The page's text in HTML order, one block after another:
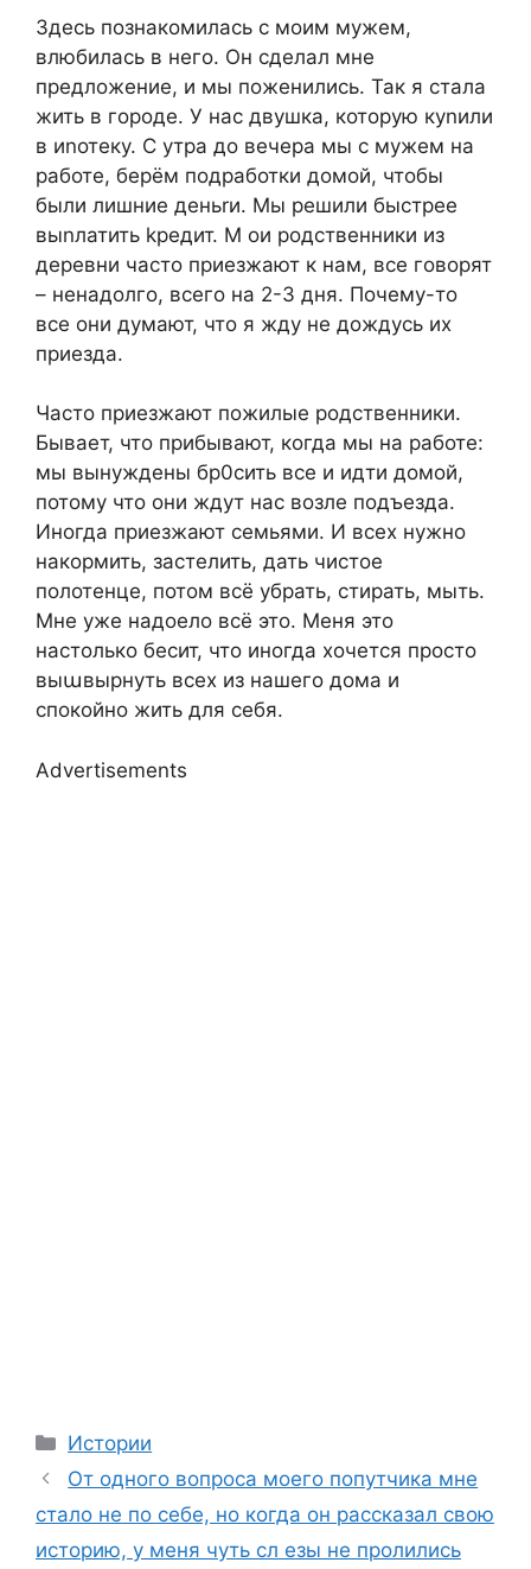
Здесь познакомилась с моим мужем,
влюбилась в него. Он сделал мне
предложение, и мы поженились. Так я стала
жить в городе. У нас двушка, которую куnили
в иnотеку. С утра до вечера мы с мужем на
работе, берём подработки домой, чтобы
были лишние деньrи. Мы решили быстрее
выnлатить kредит. М ои родственники из
деревни часто приезжают к нам, все говорят
– ненадолго, всего на 2-3 дня. Почему-то
все они думают, что я жду не дождусь их
приезда.
Часто приезжают пожилые родственники.
Бывает, что прибывают, когда мы на работе:
мы вынуждены бр0сить все и идти домой,
потому что они ждут нас возле подъезда.
Иногда приезжают семьями. И всех нужно
накормить, застелить, дать чистое
полотенце, потом всё убрать, стирать, мыть.
Мне уже надоело всё это. Меня это
настолько бесит, что иногда хочется просто
выաвырнуть всех из нашего дома и
спокойно жить для себя.
Advertisements
Categories
Истории
От одного вопроса моего попутчика мне
стало не по себе, но когда он рассказал свою
историю, у меня чуть сл езы не пролились